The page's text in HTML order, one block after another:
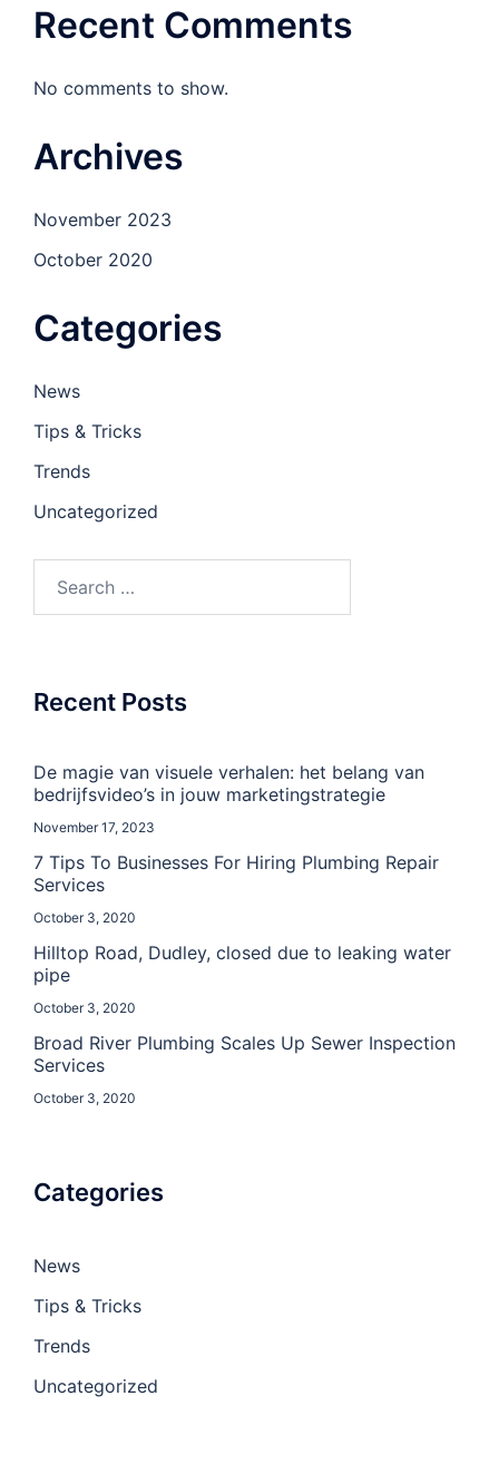
Recent Comments
No comments to show.
Archives
November 2023
October 2020
Categories
News
Tips & Tricks
Trends
Uncategorized
for:
Recent Posts
De magie van visuele verhalen: het belang van
bedrijfsvideo’s in jouw marketingstrategie
November 17, 2023
7 Tips To Businesses For Hiring Plumbing Repair
Services
October 3, 2020
Hilltop Road, Dudley, closed due to leaking water
pipe
October 3, 2020
Broad River Plumbing Scales Up Sewer Inspection
Services
October 3, 2020
Categories
News
Tips & Tricks
Trends
Uncategorized